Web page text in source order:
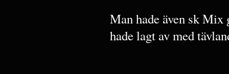
Man hade även sk Mix
hade lagt av med